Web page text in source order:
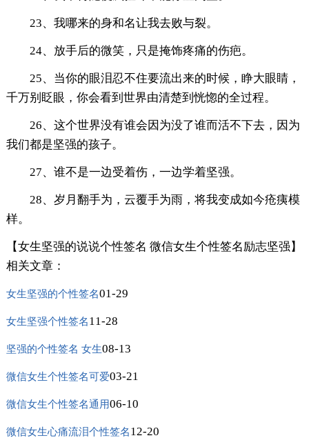
23、我哪来的身和名让我去败与裂。
24、放手后的微笑，只是掩饰疼痛的伤疤。
25、当你的眼泪忍不住要流出来的时候，睁大眼睛，
千万别眨眼，你会看到世界由清楚到恍惚的全过程。
26、这个世界没有谁会因为没了谁而活不下去，因为
我们都是坚强的孩子。
27、谁不是一边受着伤，一边学着坚强。
28、岁月翻手为，云覆手为雨，将我变成如今疮痍模
样。
【女生坚强的说说个性签名 微信女生个性签名励志坚强】
相关文章：
女生坚强的个性签名01-29
女生坚强个性签名11-28
坚强的个性签名 女生08-13
微信女生个性签名可爱03-21
微信女生个性签名通用06-10
微信女生心痛流泪个性签名12-20